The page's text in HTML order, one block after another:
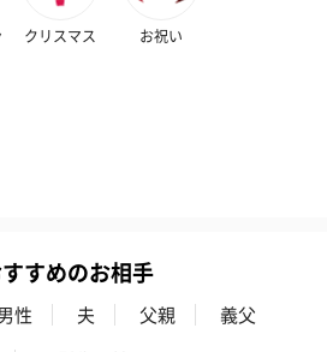
クリスマス お祝い
すめのお相手
性 夫 父親
義父